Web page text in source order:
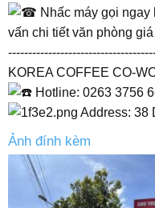
Nhấc máy gọi
vấn chi tiết văn phòng giá
KOREA COFFEE CO-
Hotline: 0263 3756
Address: 38
Ảnh đính kèm